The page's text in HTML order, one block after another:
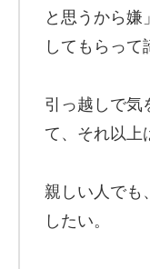
と思うから嫌
してもらって
引っ越しで気
て、それ以上
親しい人でも
したい。